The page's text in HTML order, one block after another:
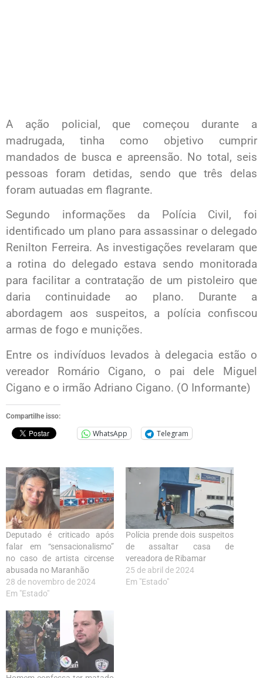
A ação policial, que começou durante a
madrugada, tinha como objetivo cumprir
mandados de busca e apreensão. No total, seis
pessoas foram detidas, sendo que três delas
foram autuadas em flagrante.
Segundo informações da Polícia Civil, foi
identificado um plano para assassinar o delegado
Renilton Ferreira. As investigações revelaram que
a rotina do delegado estava sendo monitorada
para facilitar a contratação de um pistoleiro que
daria continuidade ao plano. Durante a
abordagem aos suspeitos, a polícia confiscou
armas de fogo e munições.
Entre os indivíduos levados à delegacia estão o
vereador Romário Cigano, o pai dele Miguel
Cigano e o irmão Adriano Cigano. (O Informante)
Compartilhe isso:
WhatsApp Telegram
Deputado é criticado após
falar em “sensacionalismo”
no caso de artista circense
abusada no Maranhão
28 de novembro de 2024
Em "Estado"
Polícia prende dois suspeitos
de assaltar casa de
vereadora de Ribamar
25 de abril de 2024
Em "Estado"